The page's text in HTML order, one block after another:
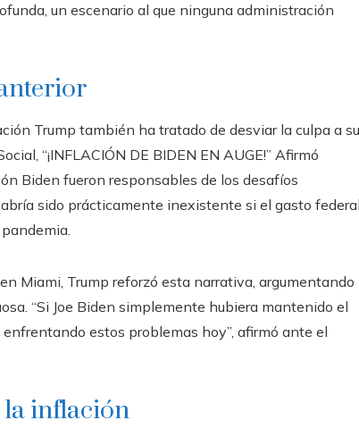
un escenario al que ninguna administración
Trump también ha tratado de desviar la culpa a su
“¡INFLACIÓN DE BIDEN EN AUGE!” Afirmó
Biden fueron responsables de los desafíos
sido prácticamente inexistente si el gasto federal
Miami, Trump reforzó esta narrativa, argumentando
“Si Joe Biden simplemente hubiera mantenido el
estos problemas hoy”, afirmó ante el
la inflación